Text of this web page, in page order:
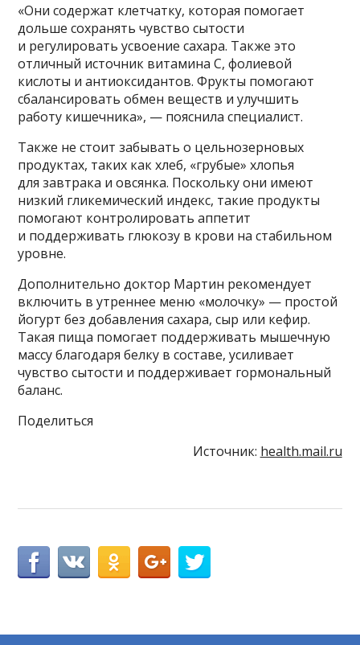
«Они содержат клетчатку, которая помогает
дольше сохранять чувство сытости
и регулировать усвоение сахара. Также это
отличный источник витамина С, фолиевой
кислоты и антиоксидантов. Фрукты помогают
сбалансировать обмен веществ и улучшить
работу кишечника», — пояснила специалист.
Также не стоит забывать о цельнозерновых
продуктах, таких как хлеб, «грубые» хлопья
для завтрака и овсянка. Поскольку они имеют
низкий гликемический индекс, такие продукты
помогают контролировать аппетит
и поддерживать глюкозу в крови на стабильном
уровне.
Дополнительно доктор Мартин рекомендует
включить в утреннее меню «молочку» — простой
йогурт без добавления сахара, сыр или кефир.
Такая пища помогает поддерживать мышечную
массу благодаря белку в составе, усиливает
чувство сытости и поддерживает гормональный
баланс.
Поделиться
Источник: health.mail.ru